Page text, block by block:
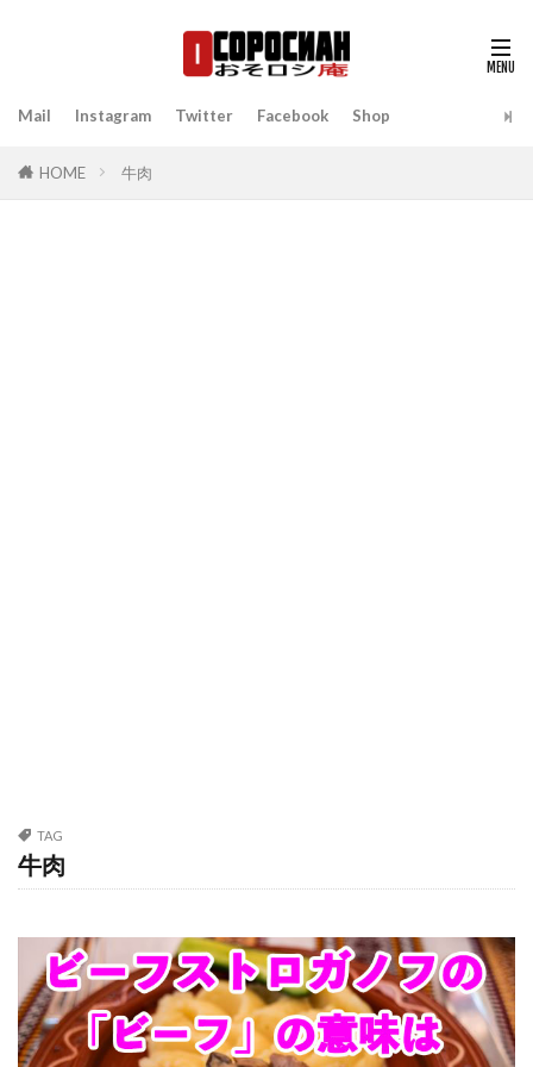
Mail Instagram Twitter Facebook Shop
HOME 牛肉
TAG
牛肉